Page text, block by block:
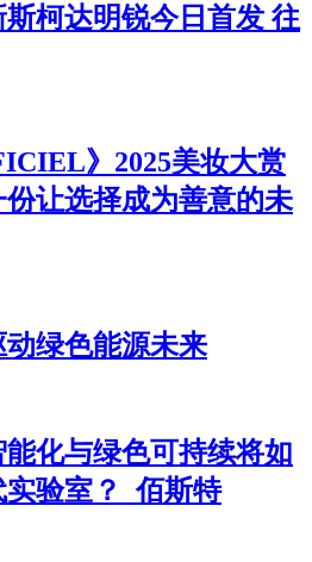
斯柯达明锐今日首发 往
》2025美妆大赏
让选择成为善意的未
绿色能源未来
化与绿色可持续将如
验室？_佰斯特